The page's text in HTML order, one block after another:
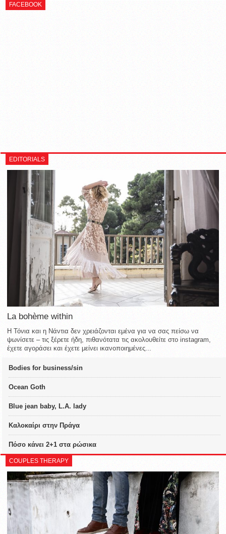
FACEBOOK
EDITORIALS
La bohème within
Η Τόνια και η Νάντια δεν χρειάζονται εμένα για να σας πείσω να
ψωνίσετε – τις ξέρετε ήδη, πιθανότατα τις ακολουθείτε στο instagram,
έχετε αγοράσει και έχετε μείνει ικανοποιημένες...
Bodies for business/sin
Ocean Goth
Blue jean baby, L.A. lady
Καλοκαίρι στην Πράγα
Πόσο κάνει 2+1 στα ρώσικα
COUPLES THERAPY